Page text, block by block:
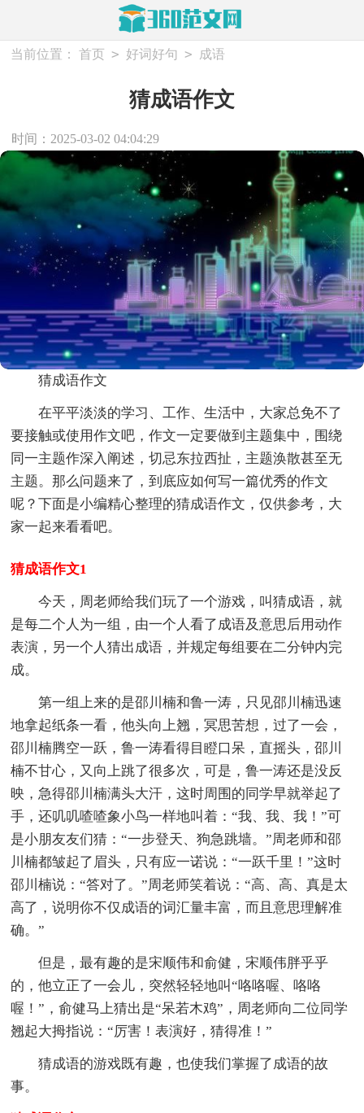
当前位置： 首页 > 好词好句 > 成语
猜成语作文
时间：2025-03-02 04:04:29
猜成语作文
在平平淡淡的学习、工作、生活中，大家总免不了
要接触或使用作文吧，作文一定要做到主题集中，围绕
同一主题作深入阐述，切忌东拉西扯，主题涣散甚至无
主题。那么问题来了，到底应如何写一篇优秀的作文
呢？下面是小编精心整理的猜成语作文，仅供参考，大
家一起来看看吧。
猜成语作文1
今天，周老师给我们玩了一个游戏，叫猜成语，就
是每二个人为一组，由一个人看了成语及意思后用动作
表演，另一个人猜出成语，并规定每组要在二分钟内完
成。
第一组上来的是邵川楠和鲁一涛，只见邵川楠迅速
地拿起纸条一看，他头向上翘，冥思苦想，过了一会，
邵川楠腾空一跃，鲁一涛看得目瞪口呆，直摇头，邵川
楠不甘心，又向上跳了很多次，可是，鲁一涛还是没反
映，急得邵川楠满头大汗，这时周围的同学早就举起了
手，还叽叽喳喳象小鸟一样地叫着：“我、我、我！”可
是小朋友友们猜：“一步登天、狗急跳墙。”周老师和邵
川楠都皱起了眉头，只有应一诺说：“一跃千里！”这时
邵川楠说：“答对了。”周老师笑着说：“高、高、真是太
高了，说明你不仅成语的词汇量丰富，而且意思理解准
确。”
但是，最有趣的是宋顺伟和俞健，宋顺伟胖乎乎
的，他立正了一会儿，突然轻轻地叫“咯咯喔、咯咯
喔！”，俞健马上猜出是“呆若木鸡”，周老师向二位同学
翘起大拇指说：“厉害！表演好，猜得准！”
猜成语的游戏既有趣，也使我们掌握了成语的故
事。